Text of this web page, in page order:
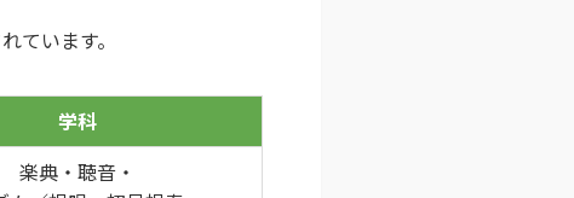
ています。
学科
楽典・聴音・